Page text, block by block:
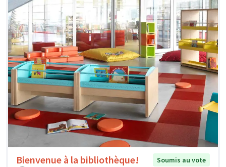
Bienvenue à la bibliothèque!
Soumis au vote